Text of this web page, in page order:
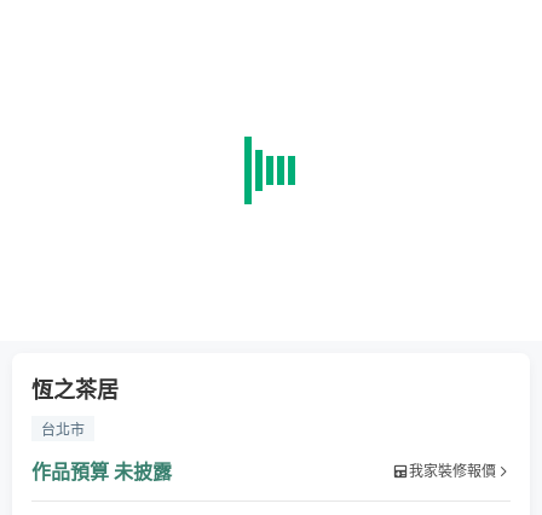
恆之茶居
台北市
作品預算 未披露 我家裝修報價